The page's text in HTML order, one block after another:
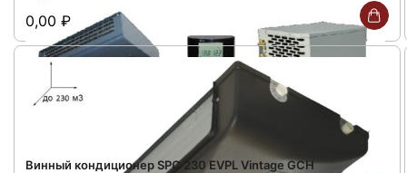
0,00 ₽
Винный кондиционер SPC 230 EVPL Vintage GCH